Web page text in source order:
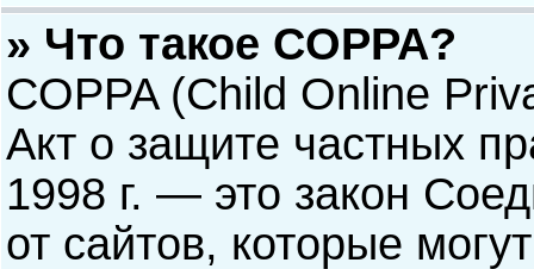
» Что такое COPPA?
COPPA (Child Online
Акт о защите частных
1998 г. — это закон
от сайтов, которые